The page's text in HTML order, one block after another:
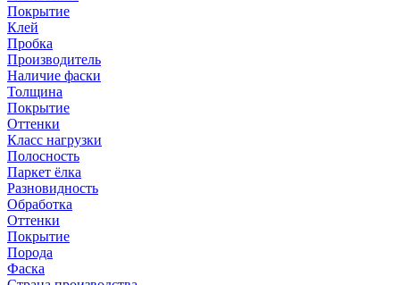
Покрытие
Клей
Пробка
Производитель
Наличие фаски
Толщина
Покрытие
Оттенки
Класс нагрузки
Полосность
Паркет ёлка
Разновидность
Обработка
Оттенки
Покрытие
Порода
Фаска